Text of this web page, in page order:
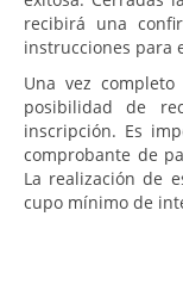
recibirá una
instrucciones para
Una vez
posibilidad de
inscripción. Es
comprobante de
La realización de
cupo mínimo de